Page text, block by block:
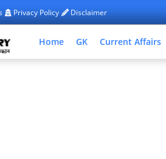
Privacy Policy Disclaimer
Home GK Current Affairs